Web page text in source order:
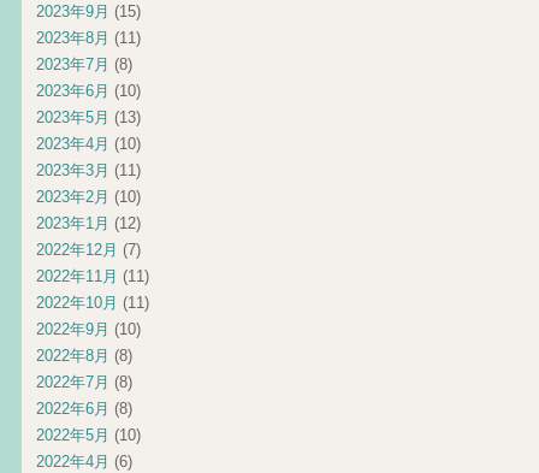
2023年9月 (15)
2023年8月 (11)
2023年7月 (8)
2023年6月 (10)
2023年5月 (13)
2023年4月 (10)
2023年3月 (11)
2023年2月 (10)
2023年1月 (12)
2022年12月 (7)
2022年11月 (11)
2022年10月 (11)
2022年9月 (10)
2022年8月 (8)
2022年7月 (8)
2022年6月 (8)
2022年5月 (10)
2022年4月 (6)